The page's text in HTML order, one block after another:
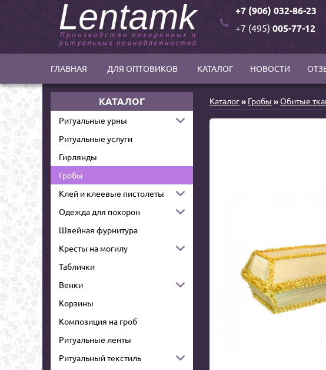
+7 (906) 032-86-23
+7 (495) 005-77-12
ГЛАВНАЯ ДЛЯ ОПТОВИКОВ КАТАЛОГ НОВОСТИ
КАТАЛОГ
Ритуальные урны
Ритуальные услуги
Гирлянды
Гробы
Клей и клеевые пистолеты
Одежда для похорон
Швейная фурнитура
Кресты на могилу
Таблички
Венки
Корзины
Композиция на гроб
Ритуальные ленты
Ритуальный текстиль
Каталог» Гробы »Обитые